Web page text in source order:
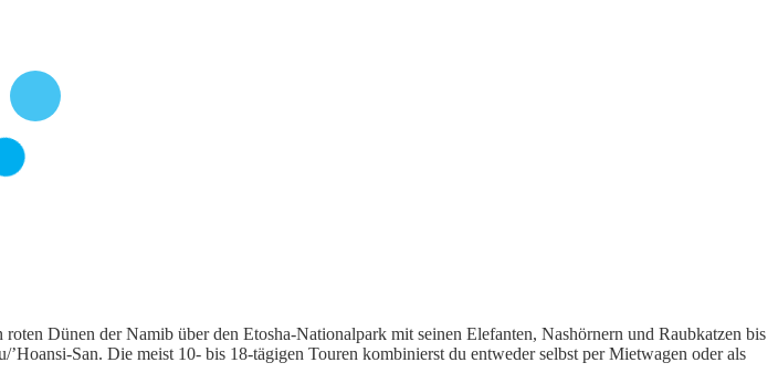
Dünen der Namib über den Etosha-Nationalpark mit seinen Elefanten, Nashörnern und Raubkatzen bis
San. Die meist 10- bis 18-tägigen Touren kombinierst du entweder selbst per Mietwagen oder als